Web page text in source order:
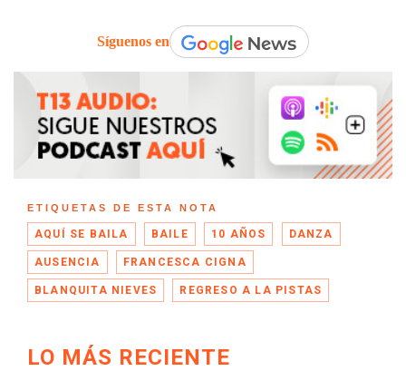
Síguenos en
ETIQUETAS DE ESTA NOTA
AQUÍ SE BAILA BAILE 10 AÑOS DANZA
AUSENCIA FRANCESCA CIGNA
BLANQUITA NIEVES REGRESO A LA PISTAS
LO MÁS RECIENTE